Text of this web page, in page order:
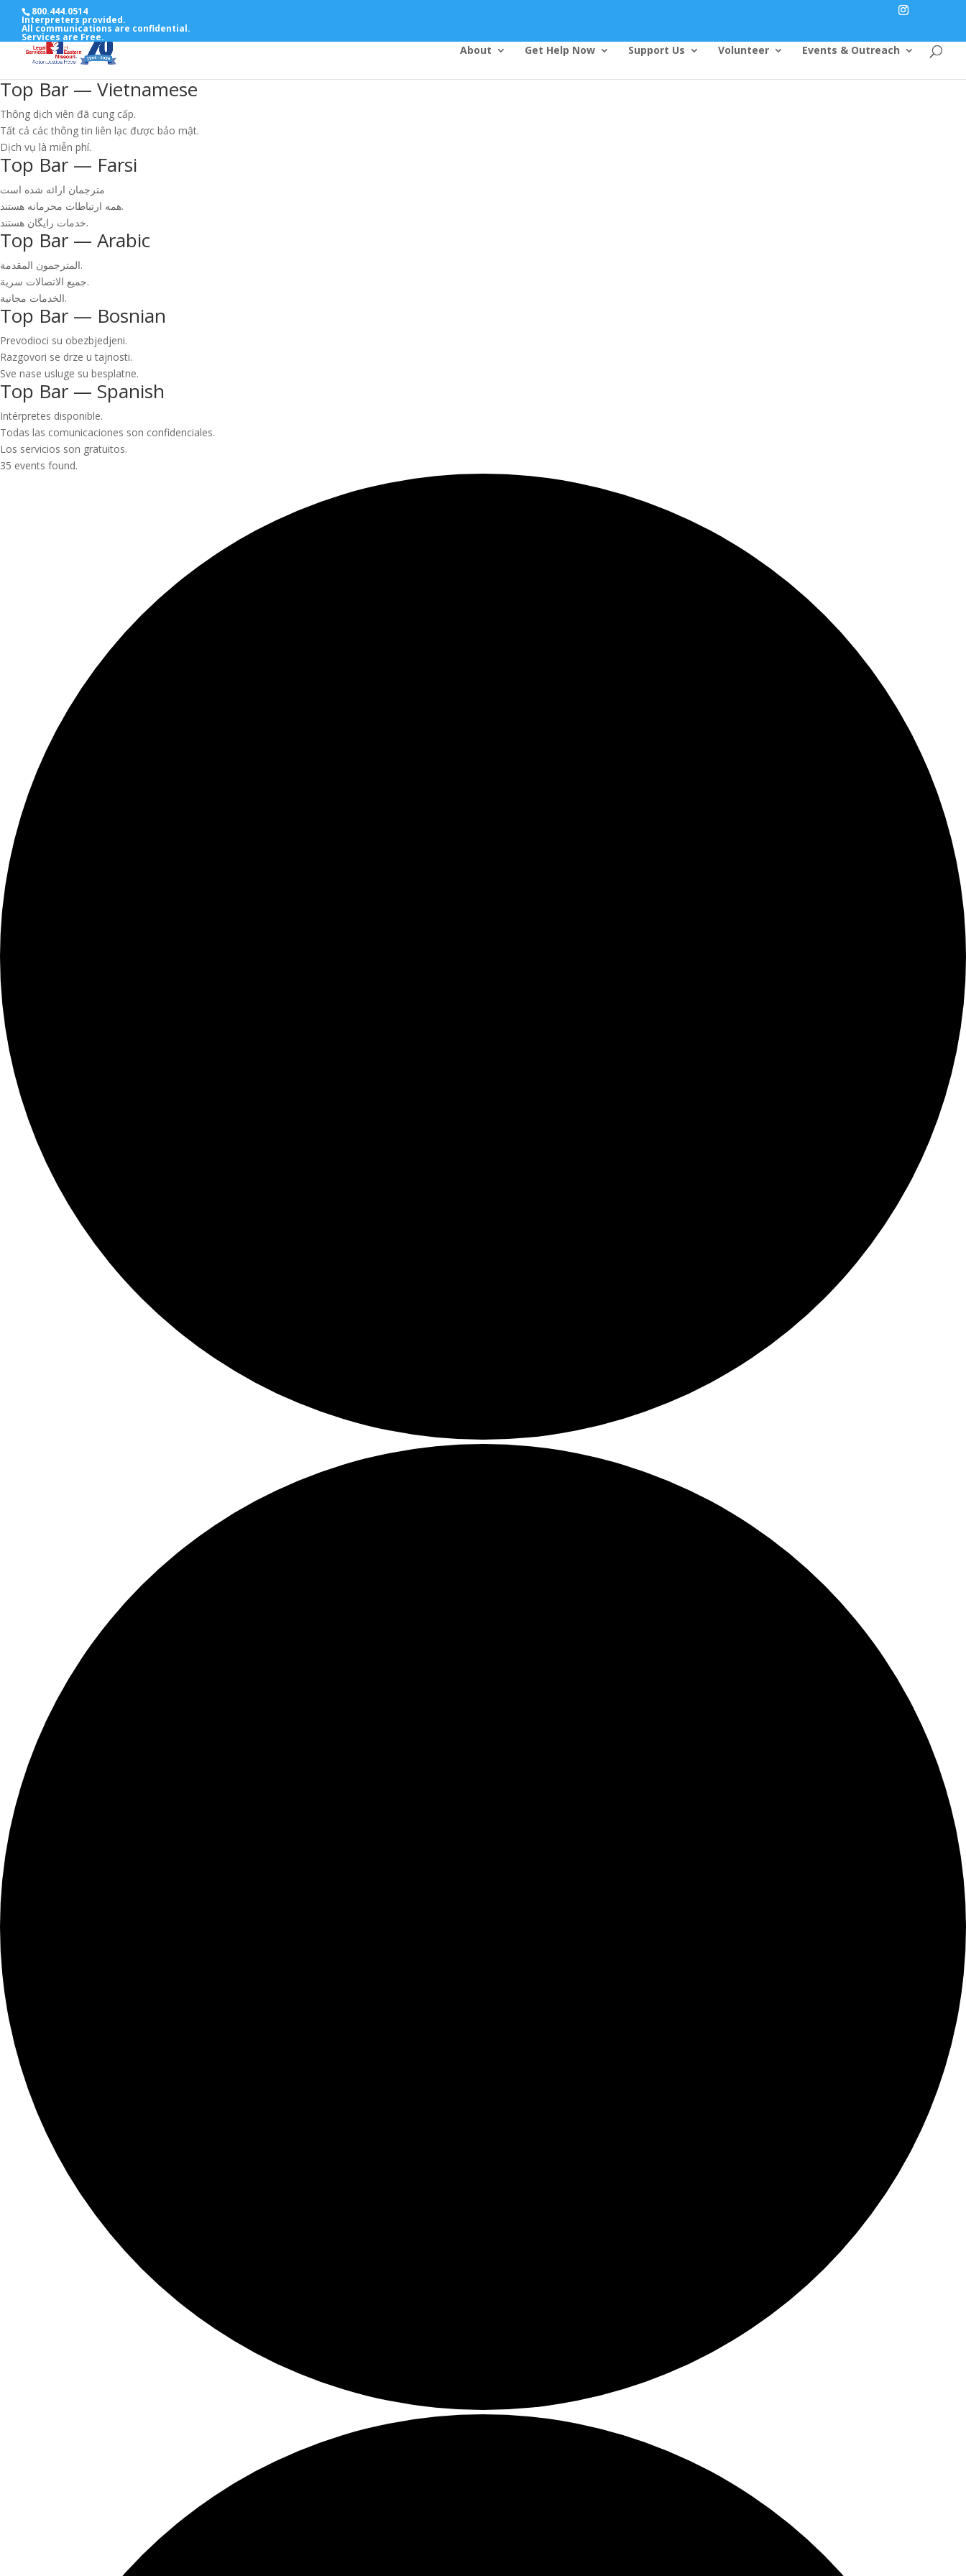
Top Bar — Vietnamese
Thông dịch viên đã cung cấp.
Tất cả các thông tin liên lạc được bảo mật.
Dịch vụ là miễn phí.
Top Bar — Farsi
مترجمان ارائه شده است
همه ارتباطات محرمانه هستند.
خدمات رایگان هستند.
Top Bar — Arabic
المترجمون المقدمة.
جميع الاتصالات سرية.
الخدمات مجانية.
Top Bar — Bosnian
Prevodioci su obezbjedjeni.
Razgovori se drze u tajnosti.
Sve nase usluge su besplatne.
Top Bar — Spanish
Intérpretes disponible.
Todas las comunicaciones son confidenciales.
Los servicios son gratuitos.
800.444.0514
Interpreters provided.
All communications are confidential.
Services are Free.
About Get Help Now Support Us Volunteer Events & Outreach
35 events found.